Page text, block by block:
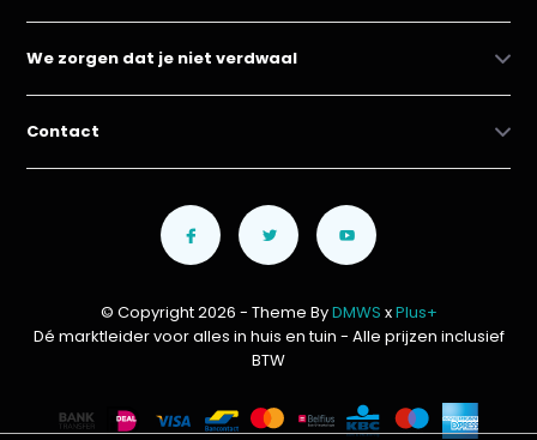
We zorgen dat je niet verdwaal
Contact
© Copyright 2026 - Theme ByDMWS xPlus+
Dé marktleider voor alles in huis en tuin - Alle prijzen inclusief
BTW